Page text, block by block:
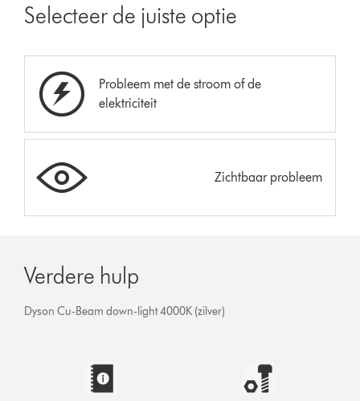
Selecteer de juiste optie
Probleem met de stroom of de
elektriciteit
Zichtbaar probleem
Verdere hulp
Dyson Cu-Beam down-light 4000K (zilver)